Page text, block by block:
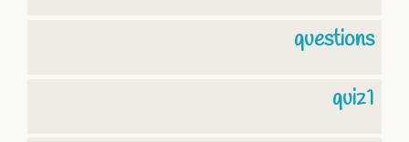
questions
quiz1